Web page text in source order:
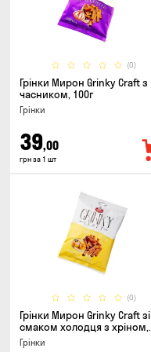
(0)
Грінки Мирон Grinky Craft з
часником, 100г
Грінки
39,00
грн за 1 шт
(0)
Грінки Мирон Grinky Craft зі
смаком холодця з хріном,
100г
Грінки